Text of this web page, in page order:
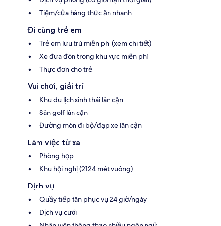
Tiệm/cửa hàng thức ăn nhanh
Đi cùng trẻ em
Trẻ em lưu trú miễn phí (xem chi tiết)
Xe đưa đón trong khu vực miễn phí
Thực đơn cho trẻ
Vui chơi, giải trí
Khu du lịch sinh thái lân cận
Sân golf lân cận
Đường mòn đi bộ/đạp xe lân cận
Làm việc từ xa
Phòng họp
Khu hội nghị (2124 mét vuông)
Dịch vụ
Quầy tiếp tân phục vụ 24 giờ/ngày
Dịch vụ cưới